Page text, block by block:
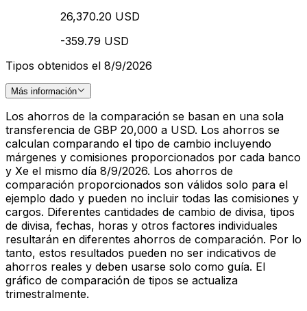
26,370.20 USD
-359.79 USD
Tipos obtenidos el 8/9/2026
Más información
Los ahorros de la comparación se basan en una sola
transferencia de GBP 20,000 a USD. Los ahorros se
calculan comparando el tipo de cambio incluyendo
márgenes y comisiones proporcionados por cada banco
y Xe el mismo día 8/9/2026. Los ahorros de
comparación proporcionados son válidos solo para el
ejemplo dado y pueden no incluir todas las comisiones y
cargos. Diferentes cantidades de cambio de divisa, tipos
de divisa, fechas, horas y otros factores individuales
resultarán en diferentes ahorros de comparación. Por lo
tanto, estos resultados pueden no ser indicativos de
ahorros reales y deben usarse solo como guía. El
gráfico de comparación de tipos se actualiza
trimestralmente.